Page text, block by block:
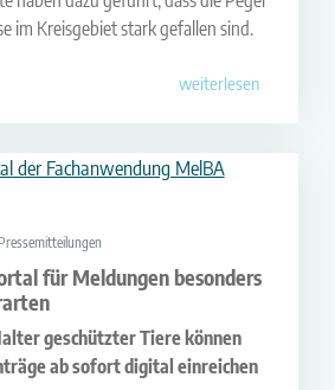
im Kreisgebiet stark gefallen sind.
weiterlesen
für Meldungen besonders
geschützter Tiere können
ab sofort digital einreichen